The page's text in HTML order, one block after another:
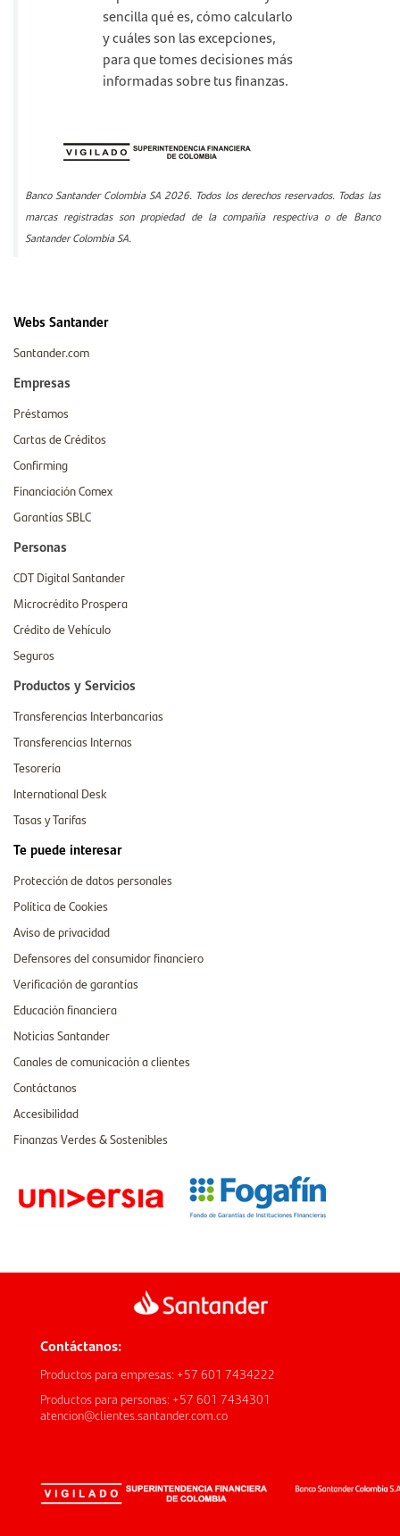
sencilla qué es, cómo calcularlo
y cuáles son las excepciones,
para que tomes decisiones más
informadas sobre tus finanzas.
Banco Santander Colombia SA 2026. Todos los derechos reservados. Todas las
marcas registradas son propiedad de la compañía respectiva o de Banco
Santander Colombia SA.
Webs Santander
Santander.com
Empresas
Préstamos
Cartas de Créditos
Confirming
Financiación Comex
Garantías SBLC
Personas
CDT Digital Santander
Microcrédito Prospera
Crédito de Vehículo
Seguros
Productos y Servicios
Transferencias Interbancarias
Transferencias Internas
Tesorería
International Desk
Tasas y Tarifas
Te puede interesar
Protección de datos personales
Política de Cookies
Aviso de privacidad
Defensores del consumidor financiero
Verificación de garantías
Educación financiera
Noticias Santander
Canales de comunicación a clientes
Contáctanos
Accesibilidad
Finanzas Verdes & Sostenibles
Contáctanos:
Productos para empresas: +57 601 7434222
Productos para personas: +57 601 7434301
atencion@clientes.santander.com.co